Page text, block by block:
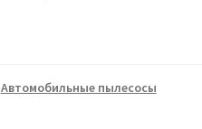
Автомобильные пылесосы